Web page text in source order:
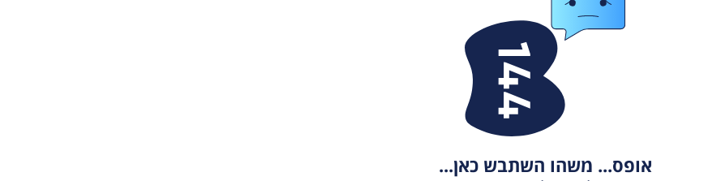
אופס... משהו השתבש כאן...